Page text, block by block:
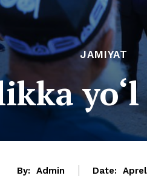
JAMIYAT
By: Admin Date: